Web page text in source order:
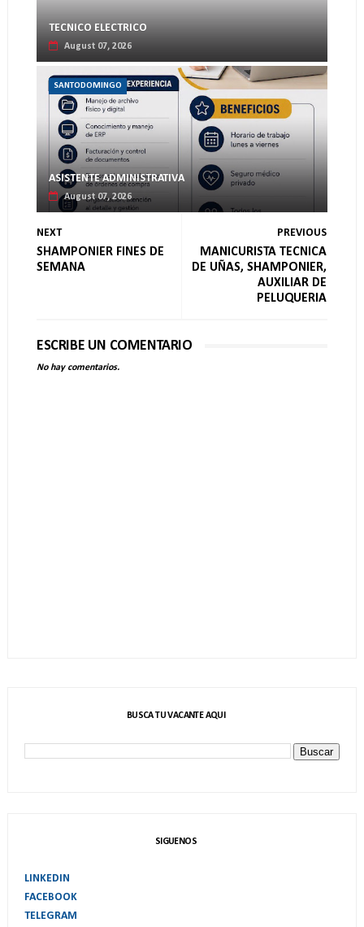
TECNICO ELECTRICO
August 07, 2026
SANTODOMINGO
ASISTENTE ADMINISTRATIVA
August 07, 2026
NEXT
SHAMPONIER FINES DE
SEMANA
PREVIOUS
MANICURISTA TECNICA
DE UÑAS, SHAMPONIER,
AUXILIAR DE
PELUQUERIA
ESCRIBE UN COMENTARIO
No hay comentarios.
BUSCA TU VACANTE AQUI
SIGUENOS
LINKEDIN
FACEBOOK
TELEGRAM